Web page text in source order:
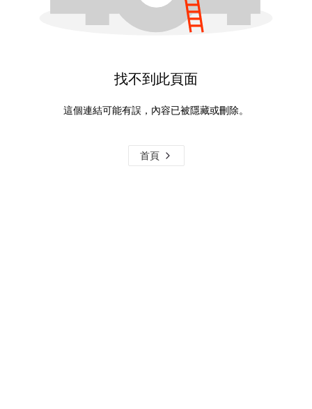
找不到此頁面
這個連結可能有誤，內容已被隱藏或刪除。
首頁